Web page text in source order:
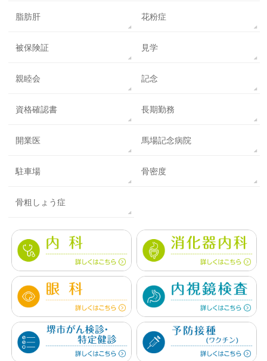
脂肪肝 花粉症
被保険証 見学
親睦会 記念
資格確認書 長期勤務
開業医 馬場記念病院
駐車場 骨密度
骨粗しょう症